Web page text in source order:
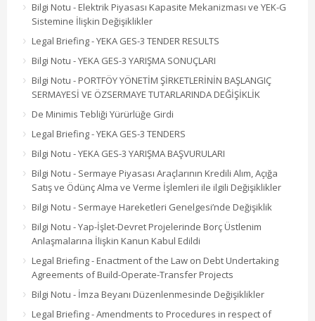
Bilgi Notu - Elektrik Piyasası Kapasite Mekanizması ve YEK-G
Sistemine İlişkin Değişiklikler
Legal Briefing - YEKA GES-3 TENDER RESULTS
Bilgi Notu - YEKA GES-3 YARIŞMA SONUÇLARI
Bilgi Notu - PORTFÖY YÖNETİM ŞİRKETLERİNİN BAŞLANGIÇ
SERMAYESİ VE ÖZSERMAYE TUTARLARINDA DEĞİŞİKLİK
De Minimis Tebliği Yürürlüğe Girdi
Legal Briefing - YEKA GES-3 TENDERS
Bilgi Notu - YEKA GES-3 YARIŞMA BAŞVURULARI
Bilgi Notu - Sermaye Piyasası Araçlarının Kredili Alım, Açığa
Satış ve Ödünç Alma ve Verme İşlemleri ile ilgili Değişiklikler
Bilgi Notu - Sermaye Hareketleri Genelgesi’nde Değişiklik
Bilgi Notu - Yap-İşlet-Devret Projelerinde Borç Üstlenim
Anlaşmalarına İlişkin Kanun Kabul Edildi
Legal Briefing - Enactment of the Law on Debt Undertaking
Agreements of Build-Operate-Transfer Projects
Bilgi Notu - İmza Beyanı Düzenlenmesinde Değişiklikler
Legal Briefing - Amendments to Procedures in respect of